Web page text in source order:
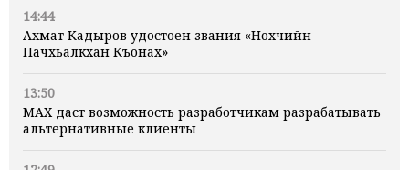
14:44
Ахмат Кадыров удостоен звания «Нохчийн
Пачхьалкхан Къонах»
13:50
MAX даст возможность разработчикам разрабатывать
альтернативные клиенты